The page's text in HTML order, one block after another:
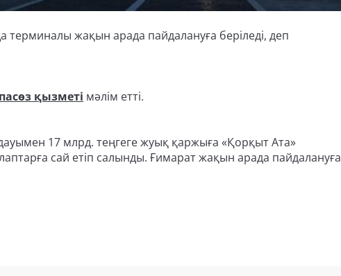
жақын арада пайдалануға беріледі, деп
қызметі мәлім етті.
17 млрд. теңгеге жуық қаржыға «Қорқыт Ата»
сай етіп салынды. Ғимарат жақын арада пайдалануға